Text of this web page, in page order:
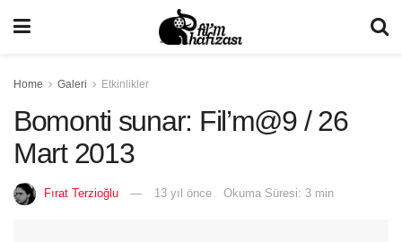
Home Galeri Etkinlikler
Bomonti sunar: Fil’m@9 / 26
Mart 2013
Fırat Terzioğlu 13 yıl önce Okuma Süresi: 3 min